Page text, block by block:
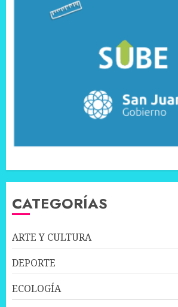
CATEGORÍAS
ARTE Y CULTURA
DEPORTE
ECOLOGÍA